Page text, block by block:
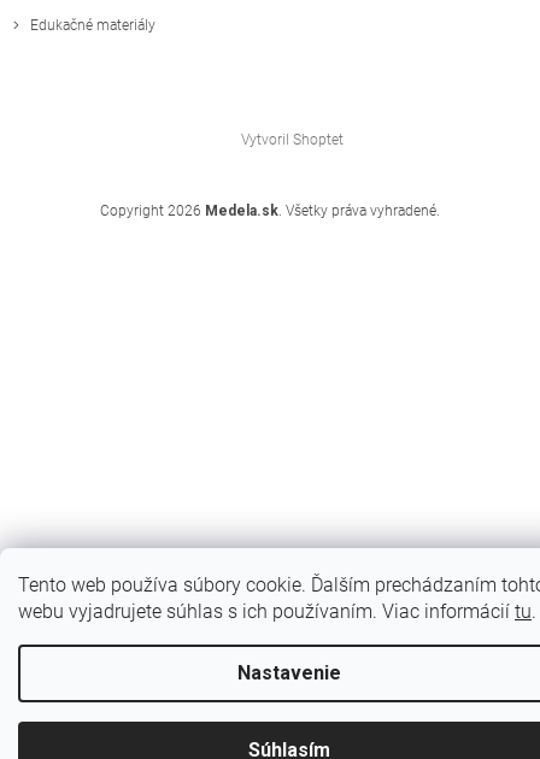
Tento web používa súbory cookie. Ďalším prechádzaním
webu vyjadrujete súhlas s ich používaním. Viac informácií tu.
Nastavenie
Súhlasím
Edukačné materiály
Vytvoril Shoptet
Copyright 2026 Medela.sk . Všetky práva vyhradené.